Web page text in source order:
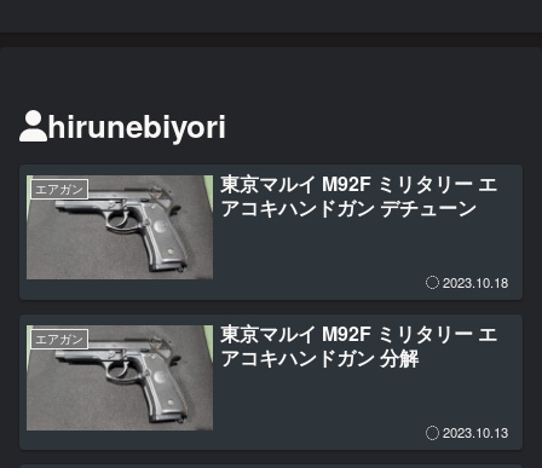
hirunebiyori
エアガン
東京マルイ M92F ミリタリー エ
アコキハンドガン デチューン
2023.10.18
エアガン
東京マルイ M92F ミリタリー エ
アコキハンドガン 分解
2023.10.13